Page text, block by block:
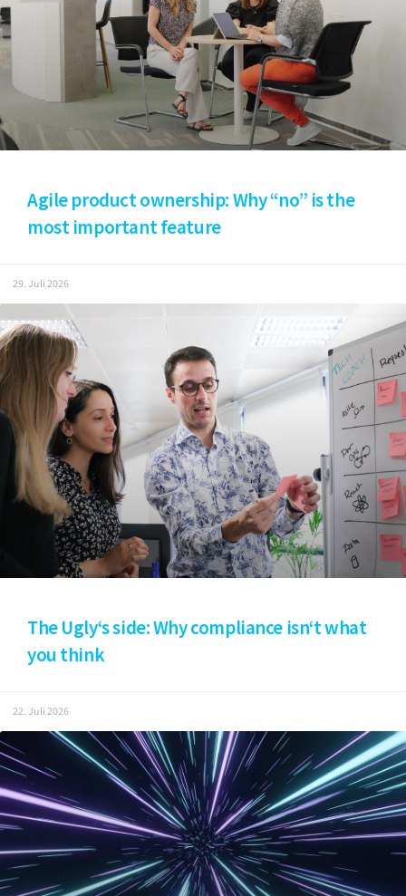
Agile product ownership: Why “no” is the
most important feature
29. Juli 2026
The Ugly‘s side: Why compliance isn‘t what
you think
22. Juli 2026